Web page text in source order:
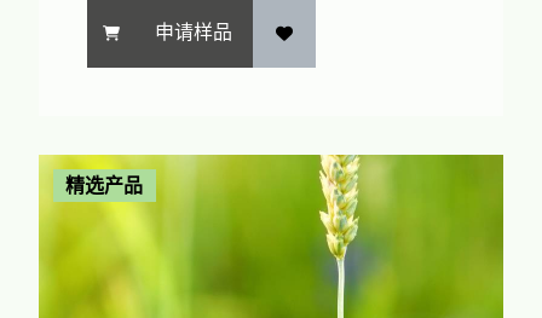
申请样品
精选产品